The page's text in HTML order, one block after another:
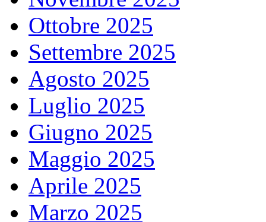
Ottobre 2025
Settembre 2025
Agosto 2025
Luglio 2025
Giugno 2025
Maggio 2025
Aprile 2025
Marzo 2025